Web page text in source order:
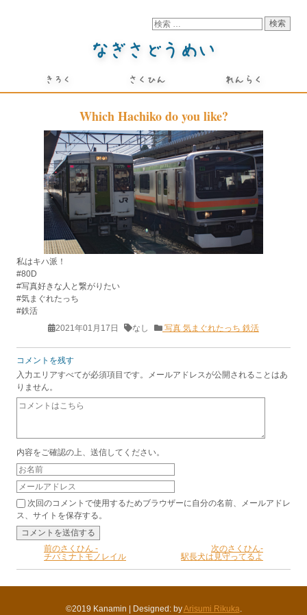
Which Hachiko do you like?
私はキハ派！
#80D
#写真好きな人と繋がりたい
#気まぐれたっち
#鉄活
2021年01月17日
なし 写真 気まぐれたっち 鉄活
コメントを残す
入力エリアすべてが必須項目です。メールアドレスが公開されることはあ
りません。
内容をご確認の上、送信してください。
次回のコメントで使用するためブラウザーに自分の名前、メールアドレ
ス、サイトを保存する。
前のさくひん -
チバミナトモノレイル
次のさくひん-
駅長犬は見守ってるよ
©2019 Kanamin Designed: byArisumi Rikuka.